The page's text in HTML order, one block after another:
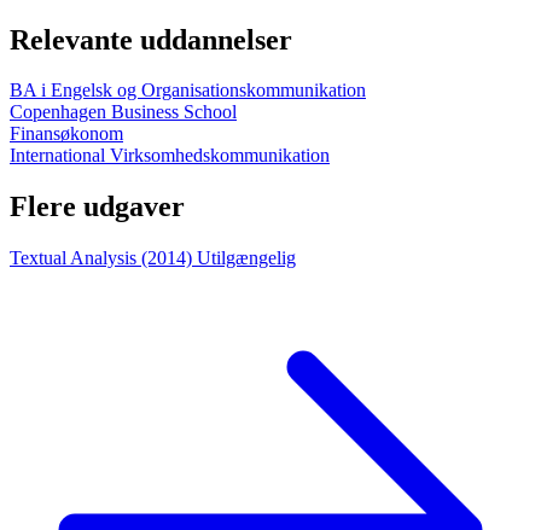
Relevante uddannelser
BA i Engelsk og Organisationskommunikation
Copenhagen Business School
Finansøkonom
International Virksomhedskommunikation
Flere udgaver
Textual Analysis (2014) Utilgængelig